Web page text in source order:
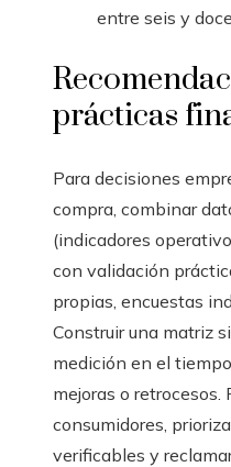
entre seis y
prácticas
Para decisiones
compra, combinar
(indicadores
con validación
propias, encuestas
Construir una matriz
medición en el
mejoras o retrocesos.
consumidores,
verificables y